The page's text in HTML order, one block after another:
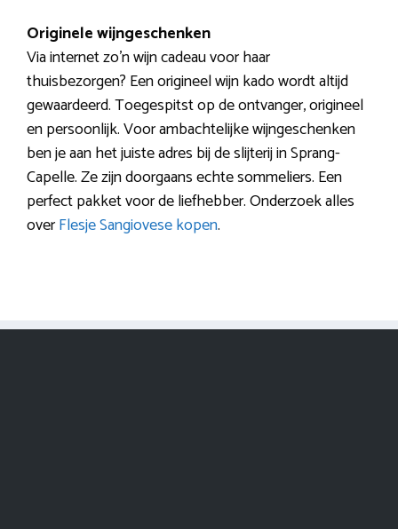
Originele wijngeschenken
Via internet zo’n wijn cadeau voor haar
thuisbezorgen? Een origineel wijn kado wordt altijd
gewaardeerd. Toegespitst op de ontvanger, origineel
en persoonlijk. Voor ambachtelijke wijngeschenken
ben je aan het juiste adres bij de slijterij in Sprang-
Capelle. Ze zijn doorgaans echte sommeliers. Een
perfect pakket voor de liefhebber. Onderzoek alles
overFlesje Sangiovese kopen.